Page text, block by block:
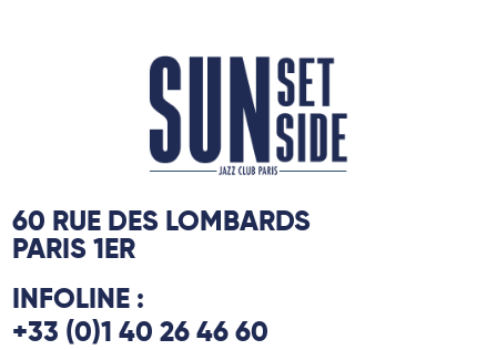
60 RUE DES LOMBARDS
PARIS 1ER
INFOLINE :
+33 (0)1 40 26 46 60